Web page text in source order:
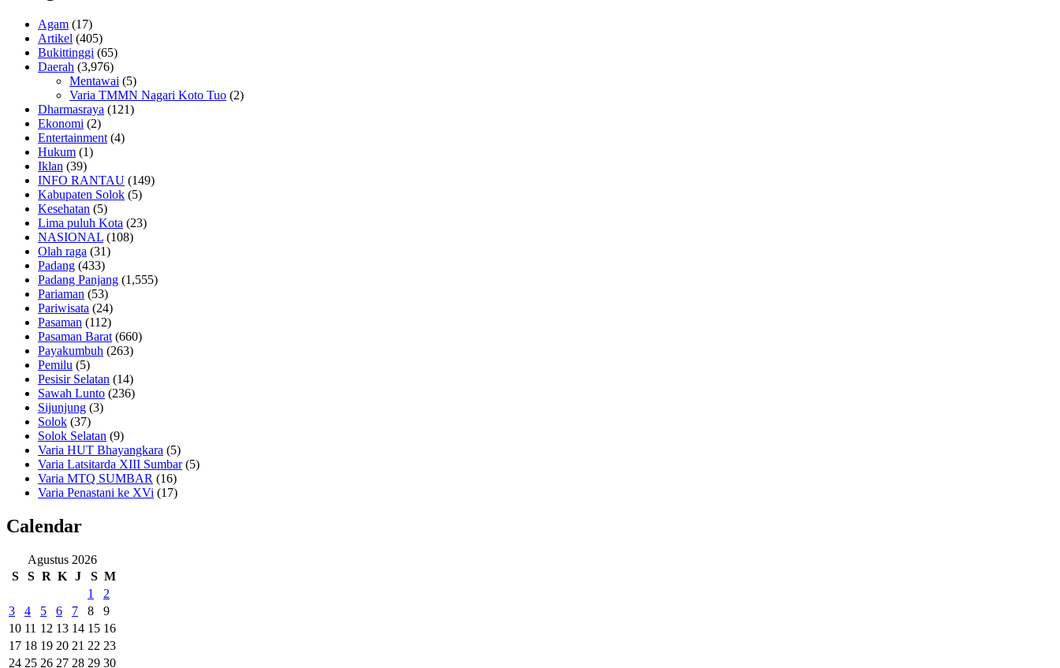
Agam (17)
Artikel (405)
Bukittinggi (65)
Daerah (3,976)
Mentawai (5)
Varia TMMN Nagari Koto Tuo (2)
Dharmasraya (121)
Ekonomi (2)
Entertainment (4)
Hukum (1)
Iklan (39)
INFO RANTAU (149)
Kabupaten Solok (5)
Kesehatan (5)
Lima puluh Kota (23)
NASIONAL (108)
Olah raga (31)
Padang (433)
Padang Panjang (1,555)
Pariaman (53)
Pariwisata (24)
Pasaman (112)
Pasaman Barat (660)
Payakumbuh (263)
Pemilu (5)
Pesisir Selatan (14)
Sawah Lunto (236)
Sijunjung (3)
Solok (37)
Solok Selatan (9)
Varia HUT Bhayangkara (5)
Varia Latsitarda XIII Sumbar(5)
Varia MTQ SUMBAR (16)
Varia Penastani ke XVi (17)
Calendar
Agustus 2026
S
S R K J S M
1
2
3
4 5 6 7 8
9
10 11 12 13 14 15 16
17 18 19 20 21 22 23
24 25 26 27 28 29 30